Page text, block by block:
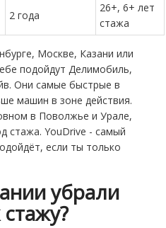
2 года
26+, 6+ лет
стажа
Москве, Казани или
подойдут Делимобиль,
Они самые быстрые в
машин в зоне действия.
в Поволжье и Урале,
стажа. YouDrive - самый
если ты только
убрали